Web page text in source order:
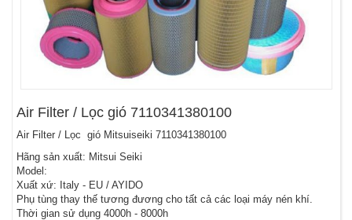
Air Filter / Lọc gió 7110341380100
Air Filter / Lọc gió Mitsuiseiki 7110341380100
Hãng sản xuất: Mitsui Seiki
Model:
Xuất xứ: Italy - EU / AYIDO
Phụ tùng thay thế tương đương cho tất cả các loại máy nén khí.
Thời gian sử dụng 4000h - 8000h